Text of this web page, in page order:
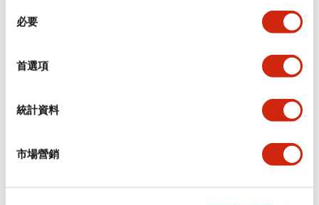
必要
首選項
統計資料
市場營銷
環境規範
功能規格
機械規格